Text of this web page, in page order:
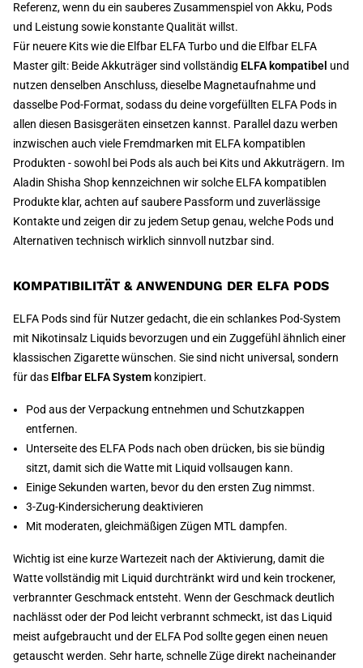
Referenz, wenn du ein sauberes Zusammenspiel von Akku, Pods
und Leistung sowie konstante Qualität willst.
Für neuere Kits wie die Elfbar ELFA Turbo und die Elfbar ELFA
Master gilt: Beide Akkuträger sind vollständig ELFA kompatibel und
nutzen denselben Anschluss, dieselbe Magnetaufnahme und
dasselbe Pod-Format, sodass du deine vorgefüllten ELFA Pods in
allen diesen Basisgeräten einsetzen kannst. Parallel dazu werben
inzwischen auch viele Fremdmarken mit ELFA kompatiblen
Produkten - sowohl bei Pods als auch bei Kits und Akkuträgern. Im
Aladin Shisha Shop kennzeichnen wir solche ELFA kompatiblen
Produkte klar, achten auf saubere Passform und zuverlässige
Kontakte und zeigen dir zu jedem Setup genau, welche Pods und
Alternativen technisch wirklich sinnvoll nutzbar sind.
KOMPATIBILITÄT & ANWENDUNG DER ELFA PODS
ELFA Pods sind für Nutzer gedacht, die ein schlankes Pod-System
mit Nikotinsalz Liquids bevorzugen und ein Zuggefühl ähnlich einer
klassischen Zigarette wünschen. Sie sind nicht universal, sondern
für das Elfbar ELFA System konzipiert.
Pod aus der Verpackung entnehmen und Schutzkappen
entfernen.
Unterseite des ELFA Pods nach oben drücken, bis sie bündig
sitzt, damit sich die Watte mit Liquid vollsaugen kann.
Einige Sekunden warten, bevor du den ersten Zug nimmst.
3-Zug-Kindersicherung deaktivieren
Mit moderaten, gleichmäßigen Zügen MTL dampfen.
Wichtig ist eine kurze Wartezeit nach der Aktivierung, damit die
Watte vollständig mit Liquid durchtränkt wird und kein trockener,
verbrannter Geschmack entsteht. Wenn der Geschmack deutlich
nachlässt oder der Pod leicht verbrannt schmeckt, ist das Liquid
meist aufgebraucht und der ELFA Pod sollte gegen einen neuen
getauscht werden. Sehr harte, schnelle Züge direkt nacheinander